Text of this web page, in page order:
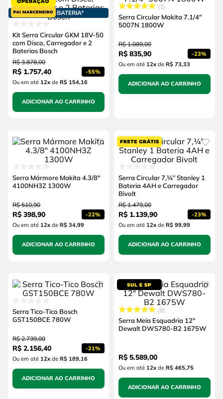
GANHE BATERIA*
Kit Serra Circular GKM 18V-50
com Disco, Carregador e 2
Baterias Bosch
R$ 3.878,00
R$ 1.757,40 -55%
Ou em até 12xde R$ 154,16
ADICIONAR AO CARRINHO
1
Serra Circular Makita 7.1/4"
5007N 1800W
R$ 1.089,00
R$ 835,90 -23%
Ou em até 12xde R$ 73,33
ADICIONAR AO CARRINHO
Serra Mármore Makita 4.3/8"
4100NH3Z 1300W
R$ 510,90
R$ 398,90 -22%
Ou em até 12xde R$ 34,99
ADICIONAR AO CARRINHO
Serra Circular 7,¼” Stanley 1
Bateria 4AH e Carregador
Bivolt
R$ 1.479,00
R$ 1.139,90 -23%
Ou em até 12xde R$ 99,99
ADICIONAR AO CARRINHO
Serra Tico-Tico Bosch
GST150BCE 780W
R$ 2.739,00
R$ 2.156,40 -21%
Ou em até 12xde R$ 189,16
ADICIONAR AO CARRINHO
8
Serra Meia Esquadria 12"
Dewalt DWS780-B2 1675W
R$ 5.589,00
Ou em até 12xde R$ 465,75
ADICIONAR AO CARRINHO